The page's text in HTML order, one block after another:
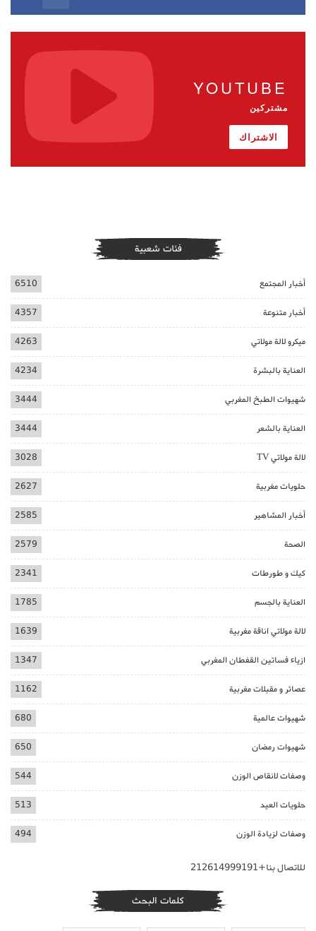
YOUTUBE
مشتركين
الاشتراك
فئات شعبية
أخبار المجتمع 6510
أخبار متنوعة 4357
ميكرو لالة مولاتي 4263
العناية بالبشرة 4234
شهيوات الطبخ المغربي 3444
العناية بالشعر 3444
لالة مولاتي TV 3028
حلويات مغربية 2627
أخبار المشاهير 2585
الصحة 2579
كيك و طورطات 2341
العناية بالجسم 1785
لالة مولاتي اناقة مغربية 1639
ازياء فساتين القفطان المغربي 1347
عصائر و مقبلات مغربية 1162
شهيوات عالمية 680
شهيوات رمضان 650
وصفات لانقاص الوزن 544
حلويات العيد 513
وصفات لزيادة الوزن 494
للاتصال بنا+212614999191
كلمات البحث